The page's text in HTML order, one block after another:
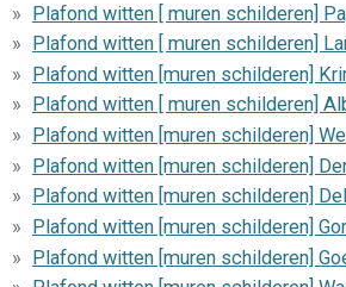
Plafond witten [ muren schilderen]
Plafond witten [ muren schilderen]
Plafond witten [muren schilderen]
Plafond witten [ muren schilderen]
Plafond witten [muren schilderen]
Plafond witten [muren schilderen]
Plafond witten [muren schilderen]
Plafond witten [muren schilderen]
Plafond witten [muren schilderen]